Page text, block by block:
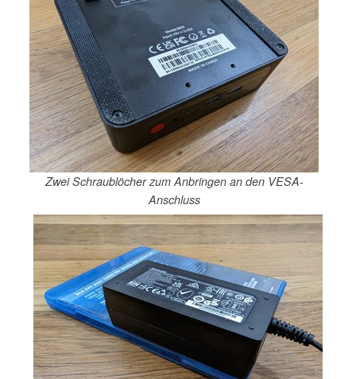
Zwei Schraublöcher zum Anbringen an den VESA-
Anschluss